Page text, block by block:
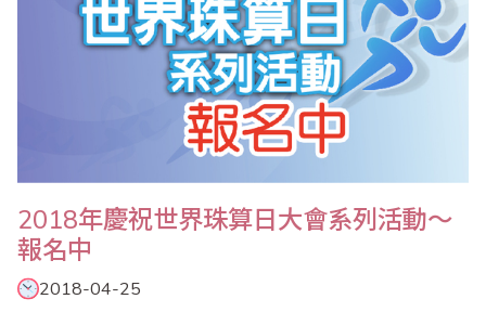
2018年慶祝世界珠算日大會系列活動～
報名中
2018-04-25